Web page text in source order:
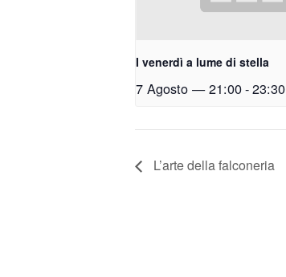
I venerdì a lume di stella
7 Agosto — 21:00-23:30
L’arte della falconeria